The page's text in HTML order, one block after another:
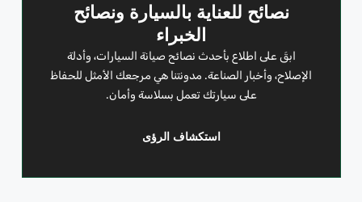
نصائح للعناية بالسيارة ونصائح
الخبراء
ابقَ على اطلاع بأحدث نصائح صيانة السيارات، وأدلة
الإصلاح، وأخبار الصناعة. مدونتنا هي مرجعك الأمثل للحفاظ
على سيارتك تعمل بسلاسة وأمان.
استكشاف الرؤى